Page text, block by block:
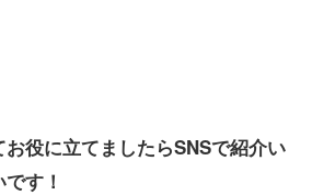
役に立てましたらSNSで紹介い
す！